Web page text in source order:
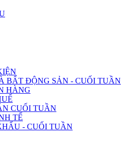
BẤT ĐỘNG SẢN - CUỐI TUẦN
HÀNG
CUỐI TUẦN
TẾ
- CUỐI TUẦN